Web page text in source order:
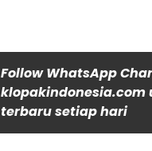
Follow WhatsApp
terbaru setiap hari